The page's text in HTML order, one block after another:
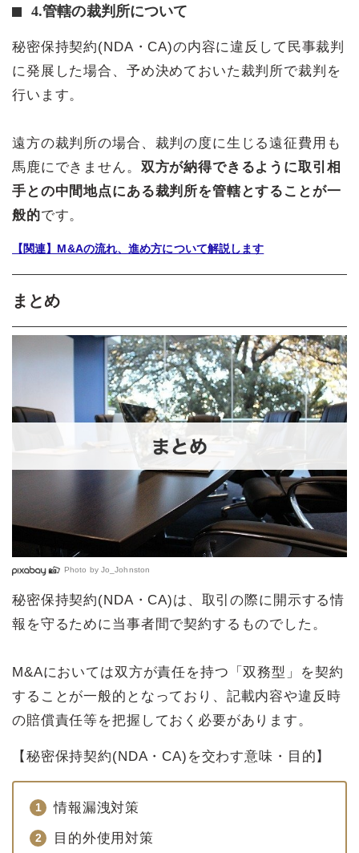
4.管轄の裁判所について
秘密保持契約(NDA・CA)の内容に違反して民事裁判
に発展した場合、予め決めておいた裁判所で裁判を
行います。
遠方の裁判所の場合、裁判の度に生じる遠征費用も
馬鹿にできません。 双方が納得できるように取引相
手との中間地点にある裁判所を管轄とすることが一
般的です。
【関連】M&Aの流れ、進め方について解説します
まとめ
Photo by Jo_Johnston
秘密保持契約(NDA・CA)は、取引の際に開示する情
報を守るために当事者間で契約するものでした。
M&Aにおいては双方が責任を持つ「双務型」を契約
することが一般的となっており、記載内容や違反時
の賠償責任等を把握しておく必要があります。
【秘密保持契約(NDA・CA)を交わす意味・目的】
情報漏洩対策
目的外使用対策